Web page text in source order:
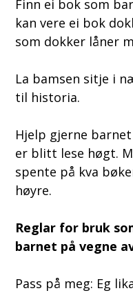
Finn ei bok som
kan vere ei bok
som dokker låner
La bamsen sitje i
til historia.
Hjelp gjerne
er blitt lese høgt.
spente på kva
høyre.
Reglar for bruk
barnet på vegne
Pass på meg: Eg